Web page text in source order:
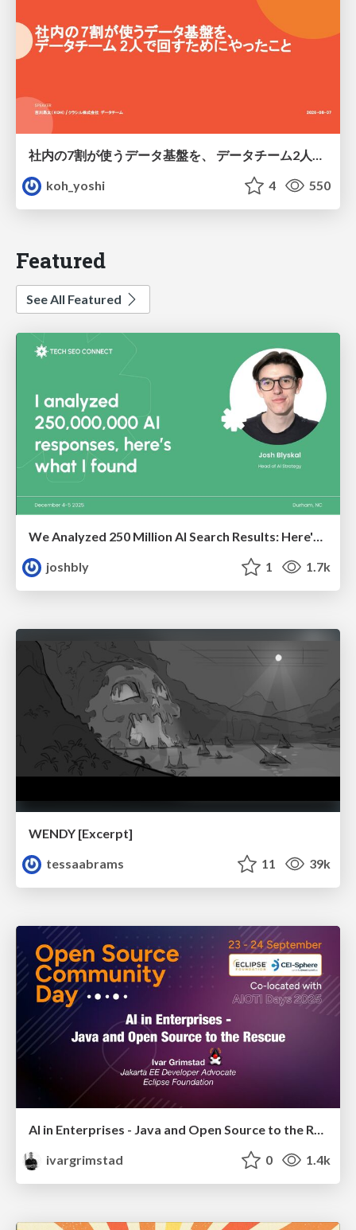
社内の7割が使うデータ基盤を、 データチーム2人で回すためにやったこと
koh_yoshi
4 550
Featured
See All Featured
We Analyzed 250 Million AI Search Results: Here's What I Found
joshbly
1 1.7k
WENDY [Excerpt]
tessaabrams
11 39k
AI in Enterprises - Java and Open Source to the Rescue
ivargrimstad
0 1.4k